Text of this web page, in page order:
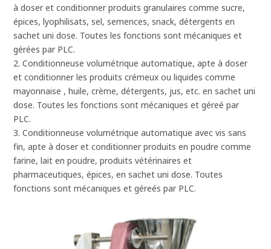
à doser et conditionner produits granulaires comme sucre,
épices, lyophilisats, sel, semences, snack, détergents en
sachet uni dose. Toutes les fonctions sont mécaniques et
gérées par PLC.
2. Conditionneuse volumétrique automatique, apte à doser
et conditionner les produits crémeux ou liquides comme
mayonnaise , huile, crème, détergents, jus, etc. en sachet uni
dose. Toutes les fonctions sont mécaniques et géreé par
PLC.
3. Conditionneuse volumétrique automatique avec vis sans
fin, apte à doser et conditionner produits en poudre comme
farine, lait en poudre, produits vétérinaires et
pharmaceutiques, épices, en sachet uni dose. Toutes
fonctions sont mécaniques et géreés par PLC.